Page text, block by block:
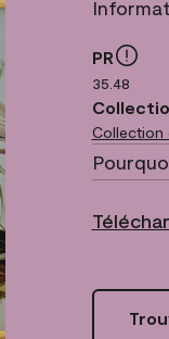
PR
35.48
Collection